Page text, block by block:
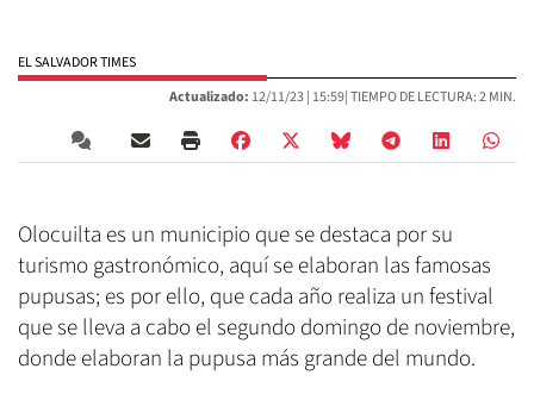
EL SALVADOR TIMES
Actualizado: 12/11/23 | 15:59| TIEMPO DE LECTURA: 2 MIN.
Olocuilta es un municipio que se destaca por su
turismo gastronómico, aquí se elaboran las famosas
pupusas; es por ello, que cada año realiza un festival
que se lleva a cabo el segundo domingo de noviembre,
donde elaboran la pupusa más grande del mundo.